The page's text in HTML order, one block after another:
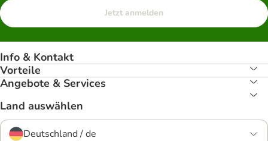
Jetzt anmelden
Info & Kontakt
Vorteile
Angebote & Services
Land auswählen
Deutschland / de